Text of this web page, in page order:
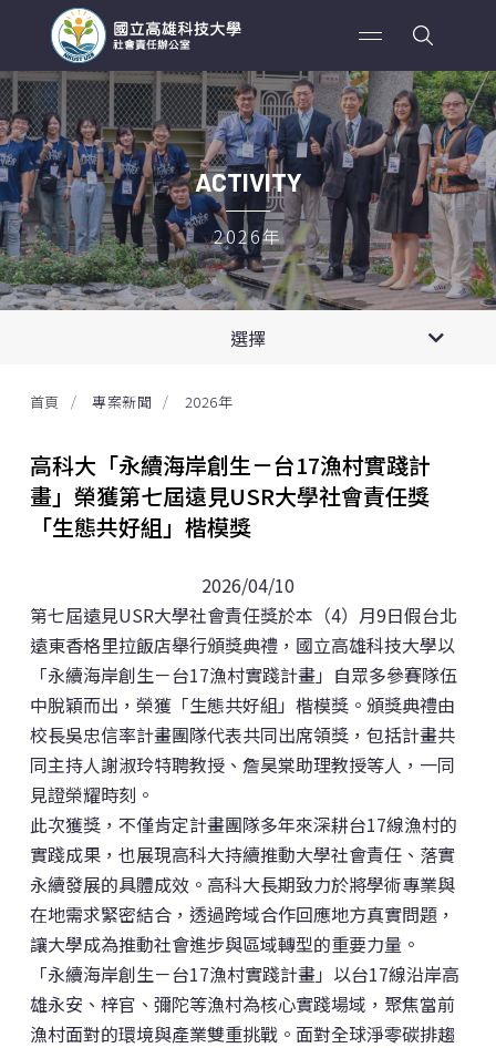
ACTIVITY
2026年
選擇
專案新聞
2026年
2024年
2023年
2022年
2021年
2020年
影音紀錄
永續海岸創生—台17漁村實踐計畫
USR Hub 種子團隊
潮動新園，鏈結高屏觀賞水族人才栽培計畫
再造楠西．以歌聲守護社區
鄰家好漁跨國合作地方創生
以公共服務需求為導向之車輛維修改裝產業社會實踐與
人才培育行動計畫
首頁 專案新聞 2026年
高科大「永續海岸創生－台17漁村實踐計
畫」榮獲第七屆遠見USR大學社會責任獎
「生態共好組」楷模獎
2026/04/10
第七屆遠見USR大學社會責任獎於本（4）月9日假台北
遠東香格里拉飯店舉行頒獎典禮，國立高雄科技大學以
「永續海岸創生－台17漁村實踐計畫」自眾多參賽隊伍
中脫穎而出，榮獲「生態共好組」楷模獎。頒獎典禮由
校長吳忠信率計畫團隊代表共同出席領獎，包括計畫共
同主持人謝淑玲特聘教授、詹昊棠助理教授等人，一同
見證榮耀時刻。
此次獲獎，不僅肯定計畫團隊多年來深耕台17線漁村的
實踐成果，也展現高科大持續推動大學社會責任、落實
永續發展的具體成效。高科大長期致力於將學術專業與
在地需求緊密結合，透過跨域合作回應地方真實問題，
讓大學成為推動社會進步與區域轉型的重要力量。
「永續海岸創生－台17漁村實踐計畫」以台17線沿岸高
雄永安、梓官、彌陀等漁村為核心實踐場域，聚焦當前
漁村面對的環境與產業雙重挑戰。面對全球淨零碳排趨